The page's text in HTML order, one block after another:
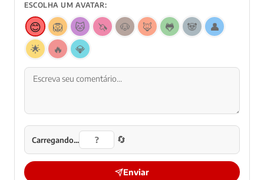
ESCOLHA UM AVATAR:
😊 🦁 🐱 🦄 🐶 🦊 🐸 🐼
👤
🌟
🔥 💎
Carregando... 🔄
Enviar